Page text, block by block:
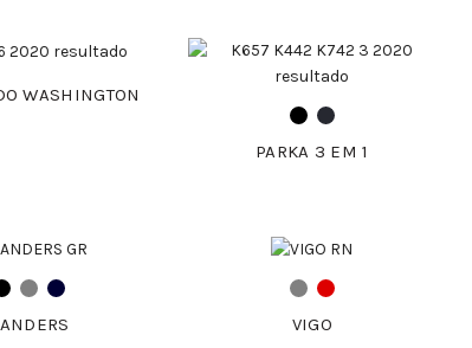
WASHINGTON
PARKA 3 EM 1
VIGO